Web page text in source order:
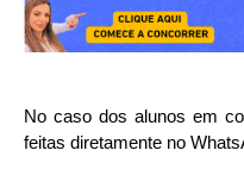
No caso dos alunos em
feitas diretamente no